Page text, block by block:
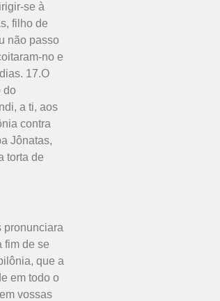
se à
filho de
não passo
no e
17.O
do
a ti, aos
contra
Jônatas,
torta de
pronunciara
fim de se
que a
em todo o
vossas